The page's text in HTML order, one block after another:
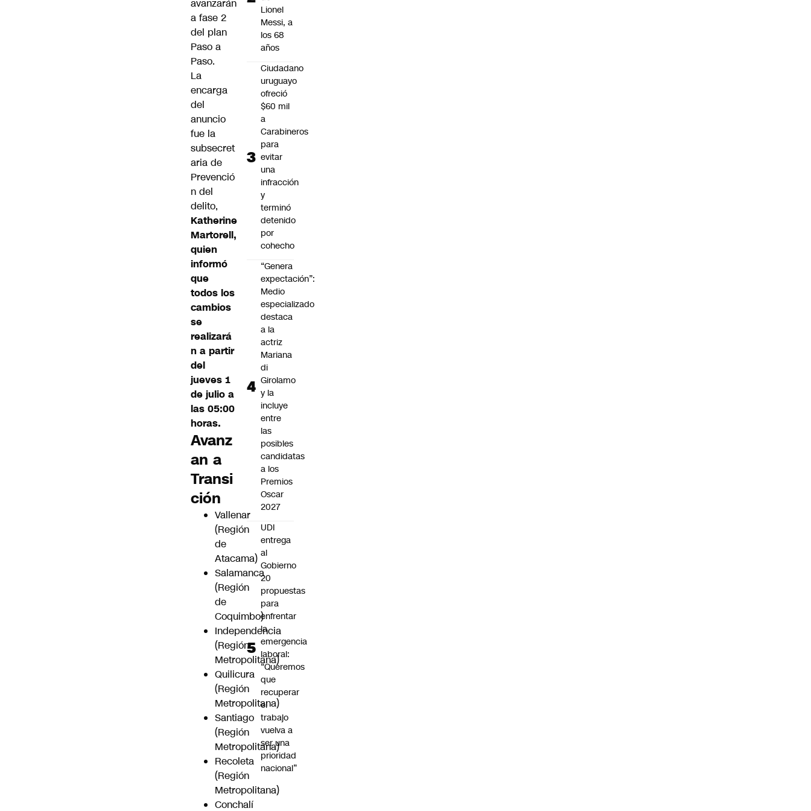
avanzarán
a fase 2
del plan
Paso a
Paso.
La
encarga
del
anuncio
fue la
subsecret
aria de
Prevenció
n del
delito,
Katherine
Martorell,
quien
informó
que
todos los
cambios
se
realizará
n a partir
del
jueves 1
de julio a
las 05:00
horas.
Avanz
an a
Transi
ción
Vallenar
(Región
de
Atacama)
Salamanca
(Región
de
Coquimbo)
Independencia
(Región
Metropolitana)
Quilicura
(Región
Metropolitana)
Santiago
(Región
Metropolitana)
Recoleta
(Región
Metropolitana)
Conchalí
Lionel
Messi, a
los 68
años
Ciudadano
uruguayo
ofreció
$60 mil
a
Carabineros
para
evitar
una
infracción
y
terminó
detenido
por
cohecho
“Genera
expectación”:
Medio
especializado
destaca
a la
actriz
Mariana
di
Girolamo
y la
incluye
entre
las
posibles
candidatas
a los
Premios
Oscar
2027
UDI
entrega
al
Gobierno
20
propuestas
para
enfrentar
la
emergencia
laboral:
“Queremos
que
recuperar
el
trabajo
vuelva a
ser una
prioridad
nacional”